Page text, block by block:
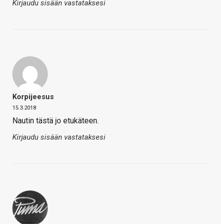
Kirjaudu sisään vastataksesi
Korpijeesus
15.3.2018
Nautin tästä jo etukäteen.
Kirjaudu sisään vastataksesi